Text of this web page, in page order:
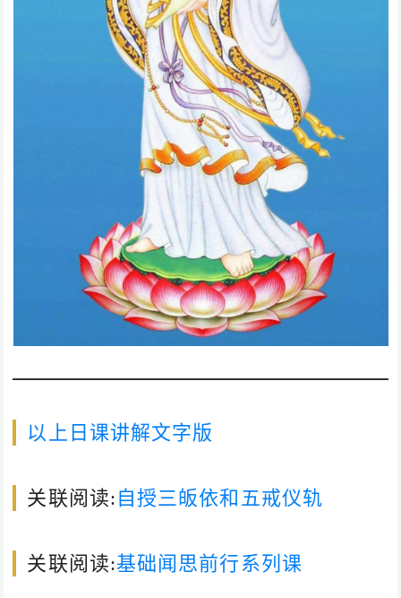
以上日课讲解文字版
关联阅读: 自授三皈依和五戒仪轨
关联阅读:基础闻思前行系列课